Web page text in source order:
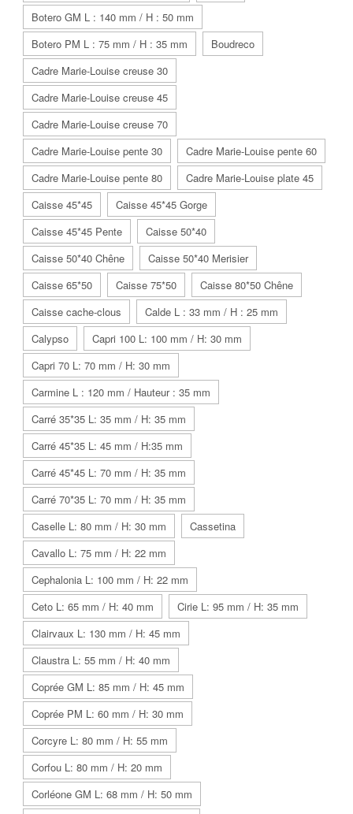
Botero GM L : 140 mm / H : 50 mm
Botero PM L : 75 mm / H : 35 mm
Boudreco
Cadre Marie-Louise creuse 30
Cadre Marie-Louise creuse 45
Cadre Marie-Louise creuse 70
Cadre Marie-Louise pente 30
Cadre Marie-Louise pente 60
Cadre Marie-Louise pente 80
Cadre Marie-Louise plate 45
Caisse 45*45
Caisse 45*45 Gorge
Caisse 45*45 Pente
Caisse 50*40
Caisse 50*40 Chêne
Caisse 50*40 Merisier
Caisse 65*50
Caisse 75*50
Caisse 80*50 Chêne
Caisse cache-clous
Calde L : 33 mm / H : 25 mm
Calypso
Capri 100 L: 100 mm / H: 30 mm
Capri 70 L: 70 mm / H: 30 mm
Carmine L : 120 mm / Hauteur : 35 mm
Carré 35*35 L: 35 mm / H: 35 mm
Carré 45*35 L: 45 mm / H:35 mm
Carré 45*45 L: 70 mm / H: 35 mm
Carré 70*35 L: 70 mm / H: 35 mm
Caselle L: 80 mm / H: 30 mm
Cassetina
Cavallo L: 75 mm / H: 22 mm
Cephalonia L: 100 mm / H: 22 mm
Ceto L: 65 mm / H: 40 mm
Cirie L: 95 mm / H: 35 mm
Clairvaux L: 130 mm / H: 45 mm
Claustra L: 55 mm / H: 40 mm
Coprée GM L: 85 mm / H: 45 mm
Coprée PM L: 60 mm / H: 30 mm
Corcyre L: 80 mm / H: 55 mm
Corfou L: 80 mm / H: 20 mm
Corléone GM L: 68 mm / H: 50 mm